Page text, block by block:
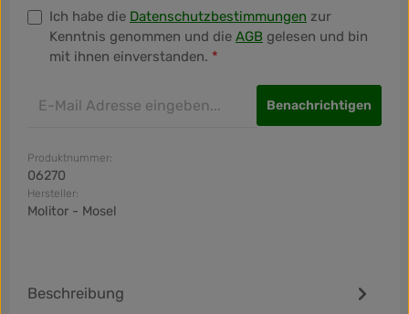
Ich habe die Datenschutzbestimmungen zur
Kenntnis genommen und die AGB gelesen und bin
mit ihnen einverstanden. *
Benachrichtigen
Produktnummer:
06270
Hersteller:
Molitor - Mosel
Beschreibung